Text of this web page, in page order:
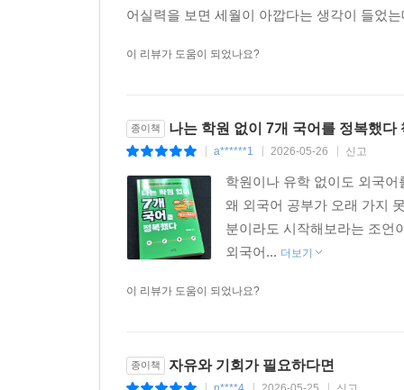
어실력을 보면 세월이 아깝다는 생각이 들었
이 리뷰가 도움이 되었나요?
종이책 나는 학원 없이 7개 국어를 정복했다
a******1 2026-05-26 신고
학원이나 유학 없이도 외국
왜 외국어 공부가 오래 가지
분이라도 시작해보라는 조언
외국어... 더보기
이 리뷰가 도움이 되었나요?
종이책 자유와 기회가 필요하다면